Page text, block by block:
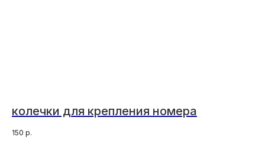
колечки для крепления номера
150 р.